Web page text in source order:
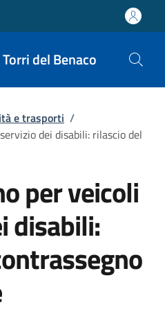
del Benaco
e trasporti /
dei disabili: rilascio del
per veicoli
disabili: